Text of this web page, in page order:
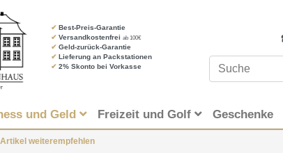
✔ Best-Preis-Garantie
✔ Versandkostenfrei ab 100€
✔ Geld-zurück-Garantie
✔ Lieferung an Packstationen
✔ 2% Skonto bei Vorkasse
und Geld Freizeit und Golf Geschenke
Artikel weiterempfehlen